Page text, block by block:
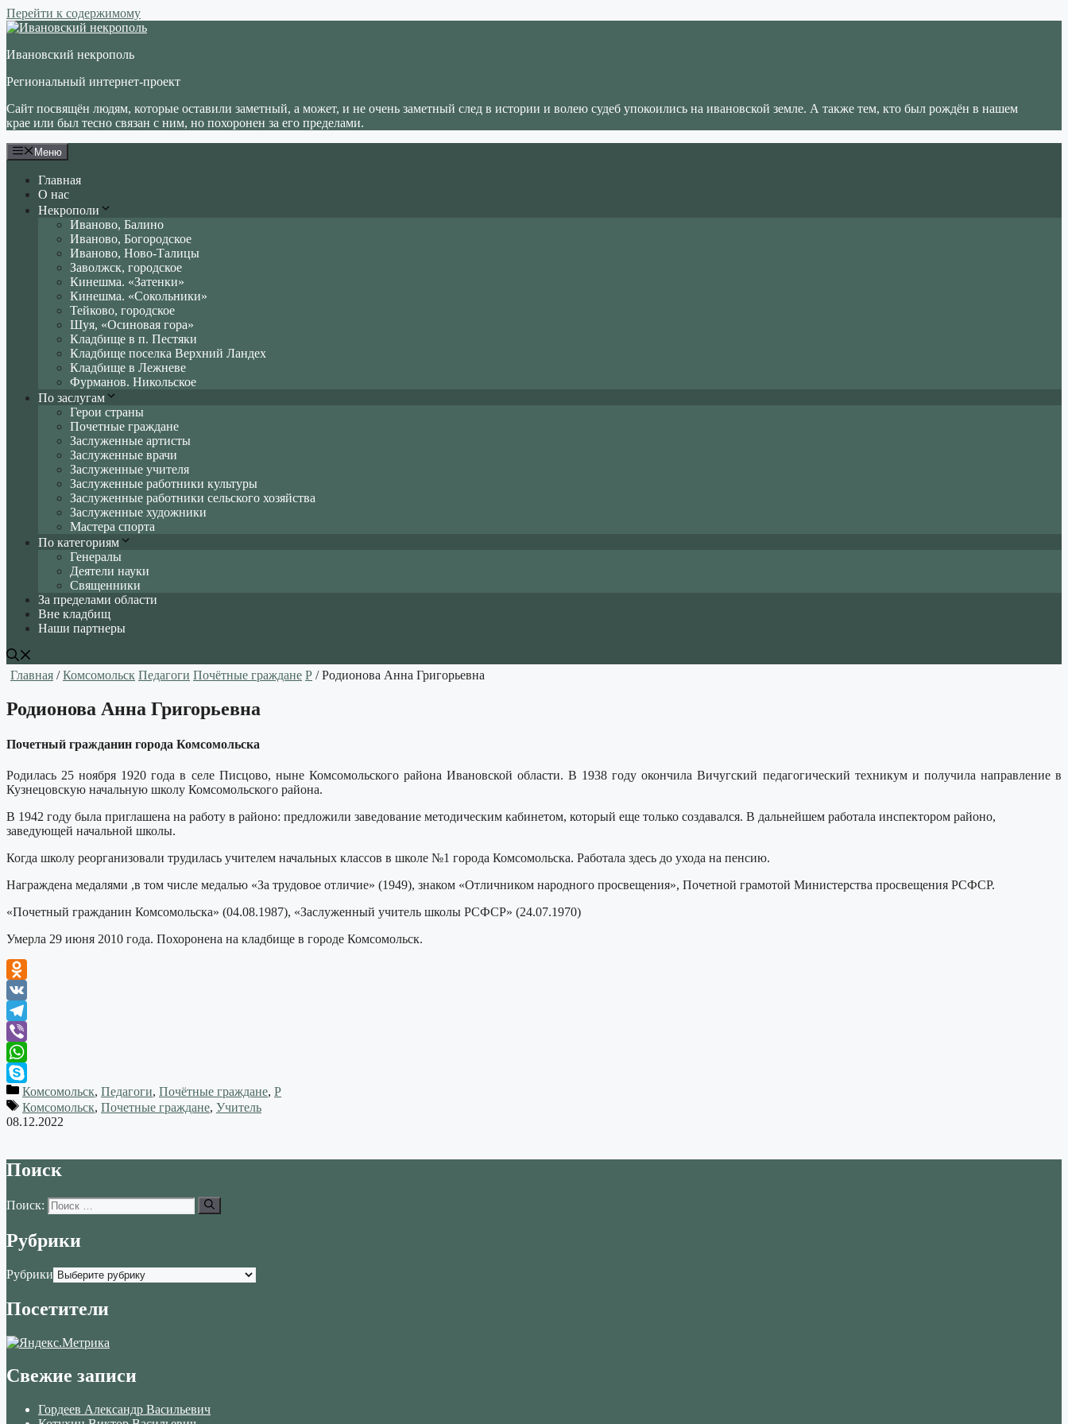
Перейти к содержимому
Ивановский некрополь
Региональный интернет-проект
Сайт посвящён людям, которые оставили заметный, а может, и не очень заметный след в истории и волею судеб упокоились на ивановской земле. А также тем, кто был рождён в нашем
крае или был тесно связан с ним, но похоронен за его пределами.
Меню
Главная
О нас
Некрополи
Иваново, Балино
Иваново, Богородское
Иваново, Ново-Талицы
Заволжск, городское
Кинешма. «Затенки»
Кинешма. «Сокольники»
Тейково, городское
Шуя, «Осиновая гора»
Кладбище в п. Пестяки
Кладбище поселка Верхний Ландех
Кладбище в Лежневе
Фурманов. Никольское
По заслугам
Герои страны
Почетные граждане
Заслуженные артисты
Заслуженные врачи
Заслуженные учителя
Заслуженные работники культуры
Заслуженные работники сельского хозяйства
Заслуженные художники
Мастера спорта
По категориям
Генералы
Деятели науки
Священники
За пределами области
Вне кладбищ
Наши партнеры
Главная /Комсомольск Педагоги Почётные граждане Р / Родионова Анна Григорьевна
Родионова Анна Григорьевна
Почетный гражданин города Комсомольска
Родилась 25 ноября 1920 года в селе Писцово, ныне Комсомольского района Ивановской области. В 1938 году окончила Вичугский педагогический техникум и получила направление в
Кузнецовскую начальную школу Комсомольского района.
В 1942 году была приглашена на работу в районо: предложили заведование методическим кабинетом, который еще только создавался. В дальнейшем работала инспектором районо,
заведующей начальной школы.
Когда школу реорганизовали трудилась учителем начальных классов в школе №1 города Комсомольска. Работала здесь до ухода на пенсию.
Награждена медалями ,в том числе медалью «За трудовое отличие» (1949), знаком «Отличником народного просвещения», Почетной грамотой Министерства просвещения РСФСР.
«Почетный гражданин Комсомольска» (04.08.1987), «Заслуженный учитель школы РСФСР» (24.07.1970)
Умерла 29 июня 2010 года. Похоронена на кладбище в городе Комсомольск.
Odnoklassniki
VK
Telegram
Viber
WhatsApp
SkypeКомсомольск, Педагоги, Почётные граждане, Р
Комсомольск, Почетные граждане, Учитель
08.12.2022
Поиск
Поиск:
Рубрики
Рубрики
Посетители
Свежие записи
Гордеев Александр Васильевич